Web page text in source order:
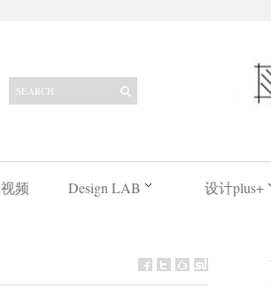
视频 Design LAB 设计plus+